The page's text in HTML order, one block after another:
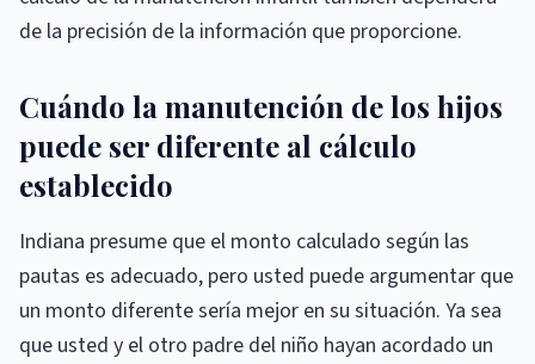
de la precisión de la información que proporcione.
Cuándo la manutención de los hijos
puede ser diferente al cálculo
establecido
Indiana presume que el monto calculado según las
pautas es adecuado, pero usted puede argumentar que
un monto diferente sería mejor en su situación. Ya sea
que usted y el otro padre del niño hayan acordado un